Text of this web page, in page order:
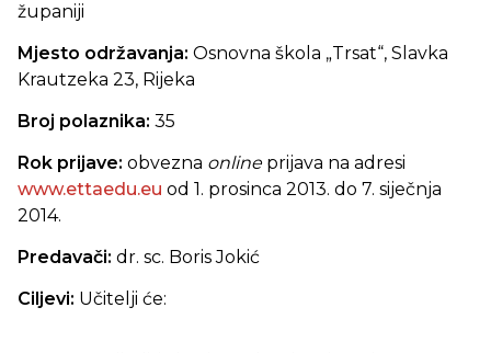
županiji
Mjesto održavanja: Osnovna škola „Trsat“, Slavka
Krautzeka 23, Rijeka
Broj polaznika: 35
Rok prijave: obvezna onlineprijava na adresi
www.ettaedu.eu od 1. prosinca 2013. do 7. siječnja
2014.
Predavači: dr. sc. Boris Jokić
Ciljevi: Učitelji će: